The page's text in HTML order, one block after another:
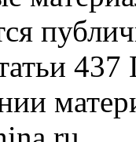
437